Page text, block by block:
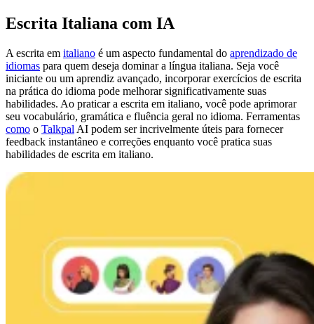
Escrita Italiana com IA
A escrita em italiano é um aspecto fundamental do aprendizado de
idiomas para quem deseja dominar a língua italiana. Seja você
iniciante ou um aprendiz avançado, incorporar exercícios de escrita
na prática do idioma pode melhorar significativamente suas
habilidades. Ao praticar a escrita em italiano, você pode aprimorar
seu vocabulário, gramática e fluência geral no idioma. Ferramentas
como o Talkpal AI podem ser incrivelmente úteis para fornecer
feedback instantâneo e correções enquanto você pratica suas
habilidades de escrita em italiano.